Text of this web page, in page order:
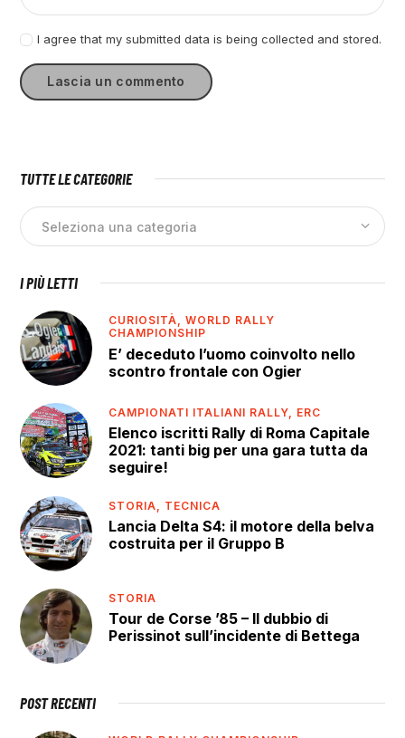
I agree that my submitted data is being collected and stored.
TUTTE LE CATEGORIE
I PIÙ LETTI
CURIOSITÀ,WORLD RALLY
CHAMPIONSHIP
E’ deceduto l’uomo coinvolto nello
scontro frontale con Ogier
CAMPIONATI ITALIANI RALLY, ERC
Elenco iscritti Rally di Roma Capitale
2021: tanti big per una gara tutta da
seguire!
STORIA, TECNICA
Lancia Delta S4: il motore della belva
costruita per il Gruppo B
STORIA
Tour de Corse ’85 – Il dubbio di
Perissinot sull’incidente di Bettega
POST RECENTI